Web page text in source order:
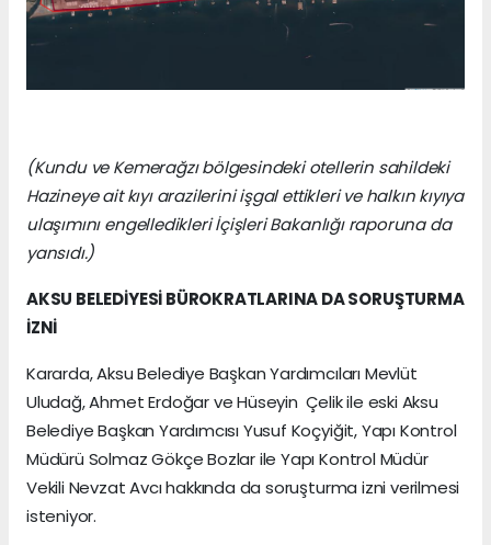
(Kundu ve Kemerağzı bölgesindeki otellerin sahildeki
Hazineye ait kıyı arazilerini işgal ettikleri ve halkın kıyıya
ulaşımını engelledikleri İçişleri Bakanlığı raporuna da
yansıdı.)
AKSU BELEDİYESİ BÜROKRATLARINA DA SORUŞTURMA
İZNİ
Kararda, Aksu Belediye Başkan Yardımcıları Mevlüt
Uludağ, Ahmet Erdoğar ve Hüseyin Çelik ile eski Aksu
Belediye Başkan Yardımcısı Yusuf Koçyiğit, Yapı Kontrol
Müdürü Solmaz Gökçe Bozlar ile Yapı Kontrol Müdür
Vekili Nevzat Avcı hakkında da soruşturma izni verilmesi
isteniyor.